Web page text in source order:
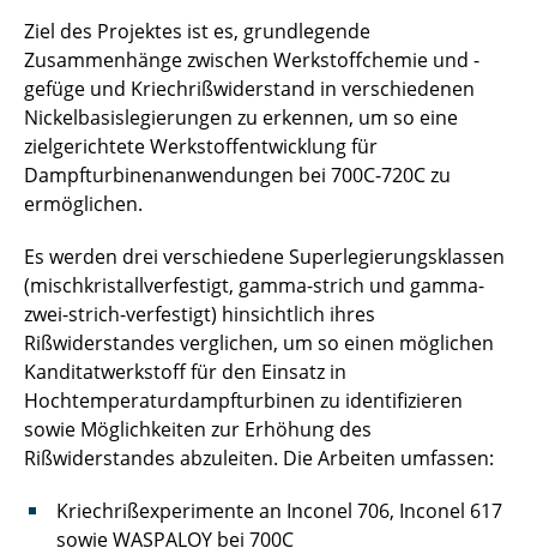
Schmiedewerkstoffe
Zerspanung von Titanlegierungen
Transformationskinetik
Ziel des Projektes ist es, grundlegende
Zusammenhänge zwischen Werkstoffchemie und -
gefüge und Kriechrißwiderstand in verschiedenen
Nickelbasislegierungen zu erkennen, um so eine
zielgerichtete Werkstoffentwicklung für
Dampfturbinenanwendungen bei 700C-720C zu
ermöglichen.
Es werden drei verschiedene Superlegierungsklassen
(mischkristallverfestigt, gamma-strich und gamma-
zwei-strich-verfestigt) hinsichtlich ihres
Rißwiderstandes verglichen, um so einen möglichen
Kanditatwerkstoff für den Einsatz in
Hochtemperaturdampfturbinen zu identifizieren
sowie Möglichkeiten zur Erhöhung des
Rißwiderstandes abzuleiten. Die Arbeiten umfassen:
Kriechrißexperimente an Inconel 706, Inconel 617
sowie WASPALOY bei 700C